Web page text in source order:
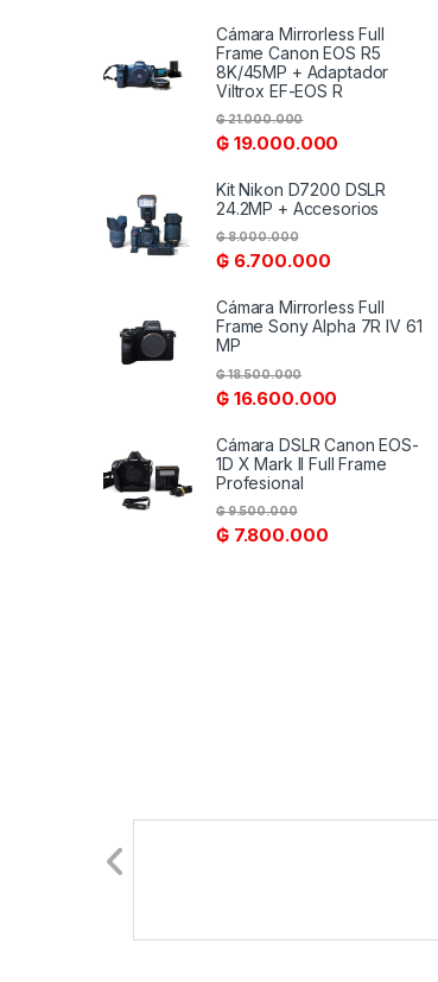
Cámara Mirrorless Full
Frame Canon EOS R5
8K/45MP + Adaptador
Viltrox EF-EOS R
₲19.000.000
₲21.000.000
Kit Nikon D7200 DSLR
24.2MP + Accesorios
₲6.700.000
₲8.000.000
Cámara Mirrorless Full
Frame Sony Alpha 7R IV 61
MP
₲16.600.000
₲18.500.000
Cámara DSLR Canon EOS-
1D X Mark II Full Frame
Profesional
₲7.800.000
₲9.500.000